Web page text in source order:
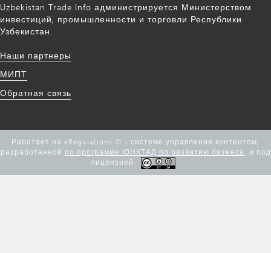
Uzbekistan Trade Info администрируется Министерством
инвестиций, промышленности и торговли Республики
Узбекистан.
Наши партнеры
МИПТ
Обратная связь
Работает на eRegulations © - системе управления контентом,
разработанной по программе ЮНКТАД по развитию бизнеса,
и под
лицензией